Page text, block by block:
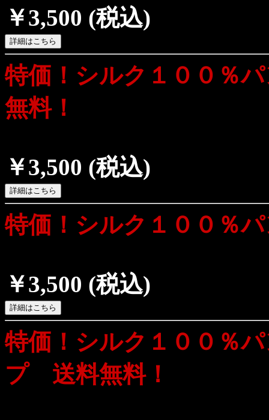
￥3,500 (税込)
特価！シルク１００
無料！
￥3,500 (税込)
特価！シルク１００
￥3,500 (税込)
特価！シルク１００
プ 送料無料！